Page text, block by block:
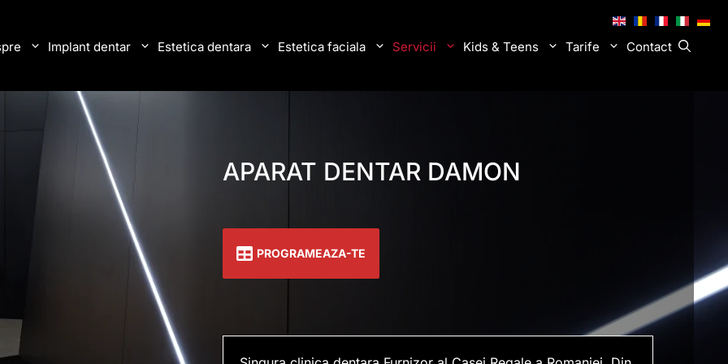
Implant dentar Estetica dentara Estetica faciala Servicii Kids & Teens Tarife Contact
APARAT DENTAR DAMON
PROGRAMEAZA-TE